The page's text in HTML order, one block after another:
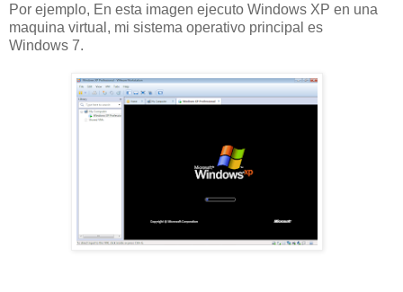
Por ejemplo, En esta imagen ejecuto Windows XP en una
maquina virtual, mi sistema operativo principal es
Windows 7.